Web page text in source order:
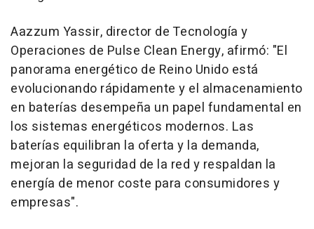
Aazzum Yassir, director de Tecnología y
Operaciones de Pulse Clean Energy, afirmó: "El
panorama energético de Reino Unido está
evolucionando rápidamente y el almacenamiento
en baterías desempeña un papel fundamental en
los sistemas energéticos modernos. Las
baterías equilibran la oferta y la demanda,
mejoran la seguridad de la red y respaldan la
energía de menor coste para consumidores y
empresas".